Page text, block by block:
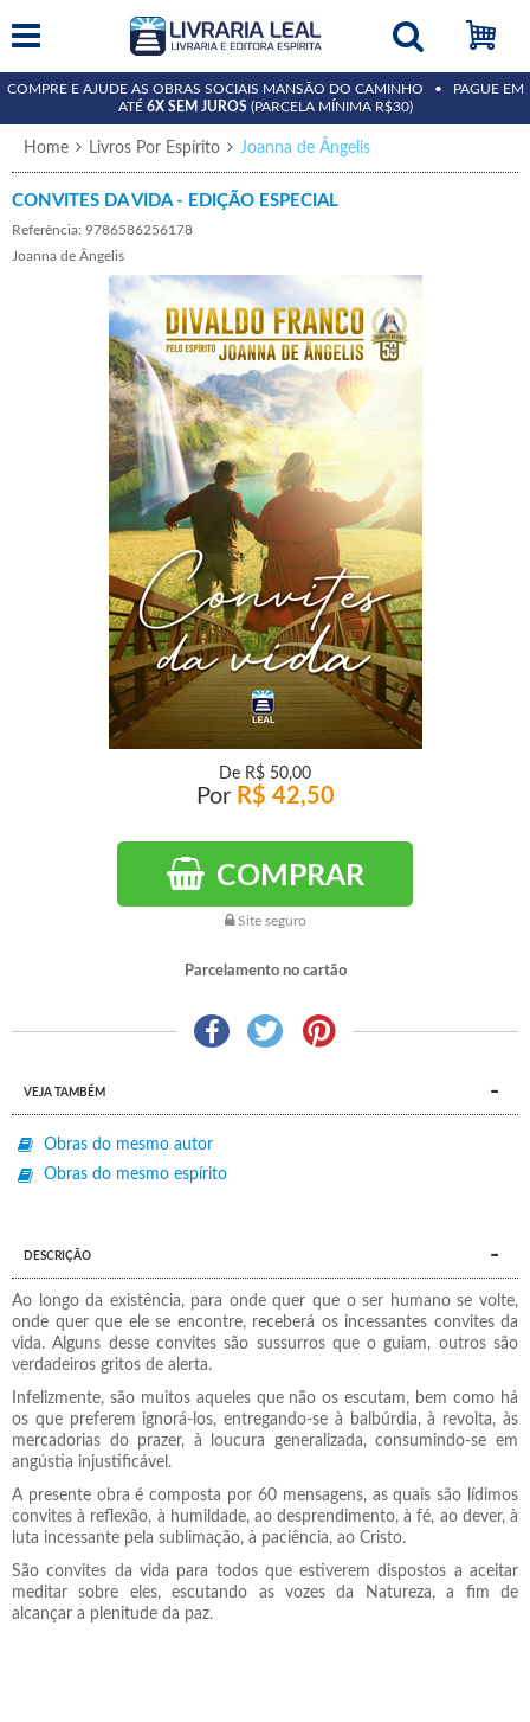
COMPRE E AJUDE AS OBRAS SOCIAIS MANSÃO DO CAMINHO • PAGUE EM
ATÉ 6X SEM JUROS (PARCELA MÍNIMA R$30)
Home Livros Por Espírito Joanna de Ângelis
CONVITES DA VIDA - EDIÇÃO ESPECIAL
Referência: 9786586256178
Joanna de Ângelis
De R$ 50,00
Por R$ 42,50
COMPRAR
Site seguro
Parcelamento no cartão
VEJA TAMBÉM
Obras do mesmo autor
Obras do mesmo espírito
DESCRIÇÃO
Ao longo da existência, para onde quer que o ser humano se volte,
onde quer que ele se encontre, receberá os incessantes convites da
vida. Alguns desse convites são sussurros que o guiam, outros são
verdadeiros gritos de alerta.
Infelizmente, são muitos aqueles que não os escutam, bem como há
os que preferem ignorá-los, entregando-se à balbúrdia, à revolta, às
mercadorias do prazer, à loucura generalizada, consumindo-se em
angústia injustificável.
A presente obra é composta por 60 mensagens, as quais são lídimos
convites à reflexão, à humildade, ao desprendimento, à fé, ao dever, à
luta incessante pela sublimação, à paciência, ao Cristo.
São convites da vida para todos que estiverem dispostos a aceitar
meditar sobre eles, escutando as vozes da Natureza, a fim de
alcançar a plenitude da paz.